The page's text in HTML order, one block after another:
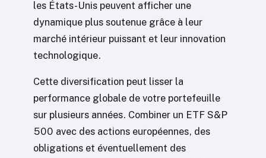
les États-Unis peuvent afficher une
dynamique plus soutenue grâce à leur
marché intérieur puissant et leur innovation
technologique.
Cette diversification peut lisser la
performance globale de votre portefeuille
sur plusieurs années. Combiner un ETF S&P
500 avec des actions européennes, des
obligations et éventuellement des